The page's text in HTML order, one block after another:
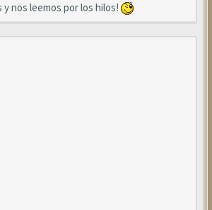
y nos leemos por los hilos!